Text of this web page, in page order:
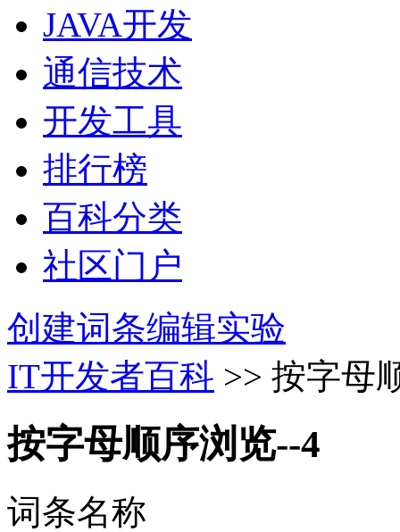
JAVA开发
通信技术
开发工具
排行榜
百科分类
社区门户
创建词条编辑实验
IT开发者百科 >> 按字母
按字母顺序浏览--4
词条名称